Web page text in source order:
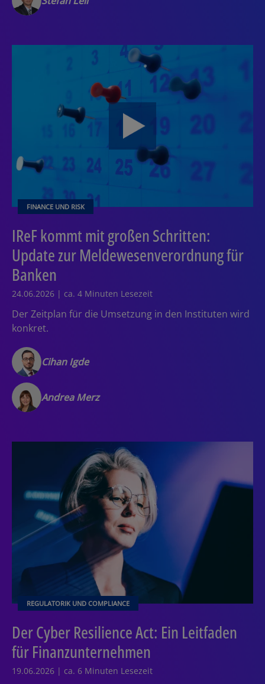
FINANCE UND RISK
IReF kommt mit großen Schritten:
Update zur Meldewesenverordnung für
Banken
24.06.2026 | ca. 4 Minuten Lesezeit
Der Zeitplan für die Umsetzung in den Instituten wird
konkret.
Cihan Igde
Andrea Merz
REGULATORIK UND COMPLIANCE
Der Cyber Resilience Act: Ein Leitfaden
für Finanzunternehmen
19.06.2026 | ca. 6 Minuten Lesezeit